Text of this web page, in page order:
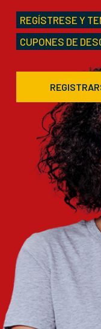
REGÍSTRESE Y
CUPONES DE